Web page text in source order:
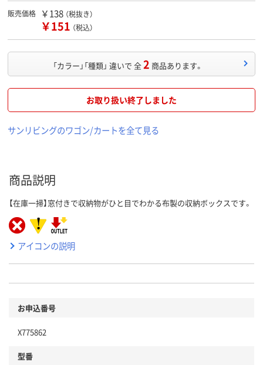
販売価格 ￥138 （税抜き）
￥151 （税込）
「カラー」「種類」 違いで 全2 商品あります。
お取り扱い終了しました
サンリビングのワゴン/カートを全て見る
商品説明
【在庫一掃】窓付きで収納物がひと目でわかる布製の収納ボックスです。
アイコンの説明
お申込番号
X775862
型番